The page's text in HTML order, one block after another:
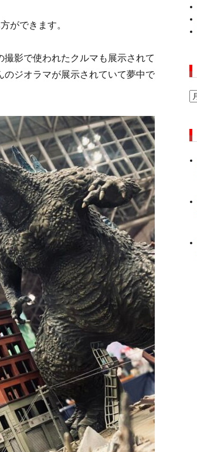
ができます。
影で使われたクルマも展示されて
ジオラマが展示されていて夢中で
過